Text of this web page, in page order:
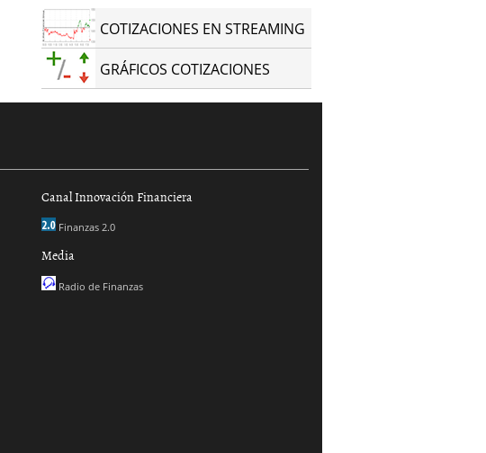
COTIZACIONES EN STREAMING
GRÁFICOS COTIZACIONES
Canal Innovación Financiera
Finanzas 2.0
Media
Radio de Finanzas